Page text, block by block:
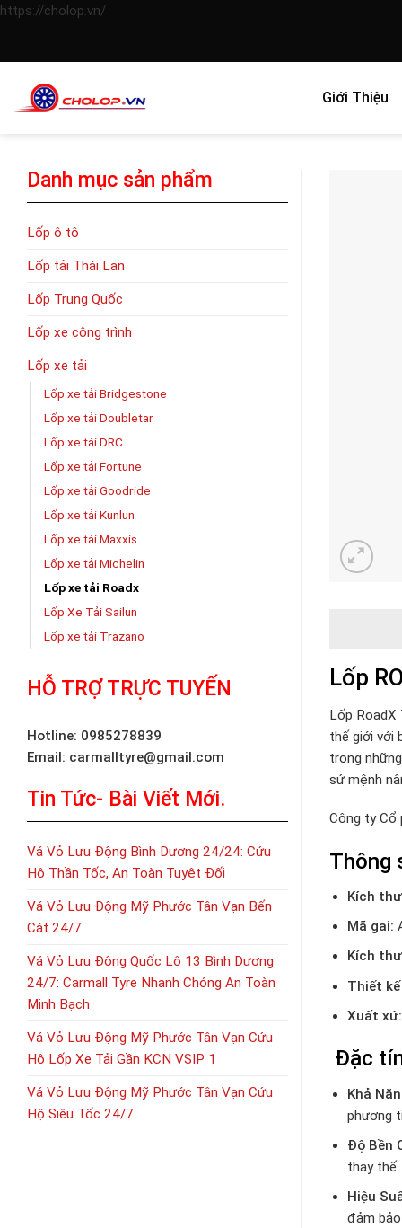
https://cholop.vn/Skip
Giới Thiệu
Danh mục sản phẩm
Lốp ô tô
Lốp tải Thái Lan
Lốp Trung Quốc
Lốp xe công trình
Lốp xe tải
Lốp xe tải Bridgestone
Lốp xe tải Doubletar
Lốp xe tải DRC
Lốp xe tải Fortune
Lốp xe tải Goodride
Lốp xe tải Kunlun
Lốp xe tải Maxxis
Lốp xe tải Michelin
Lốp xe tải Roadx
Lốp Xe Tải Sailun
Lốp xe tải Trazano
HỖ TRỢ TRỰC TUYẾN
Hotline: 0985278839
Email: carmalltyre@gmail.com
Tin Tức- Bài Viết Mới.
Vá Vỏ Lưu Động Bình Dương 24/24: Cứu
Hộ Thần Tốc, An Toàn Tuyệt Đối
Vá Vỏ Lưu Động Mỹ Phước Tân Vạn Bến
Cát 24/7
Vá Vỏ Lưu Động Quốc Lộ 13 Bình Dương
24/7: Carmall Tyre Nhanh Chóng An Toàn
Minh Bạch
Vá Vỏ Lưu Động Mỹ Phước Tân Vạn Cứu
Hộ Lốp Xe Tải Gần KCN VSIP 1
Vá Vỏ Lưu Động Mỹ Phước Tân Vạn Cứu
Hộ Siêu Tốc 24/7
Lốp
Lốp
thế giới với
trong
sứ mệnh
Công ty Cổ
Thông
Kích
Mã gai:
Kích
Thiết
Xuất xứ:
Đặc
Khả
phương
Độ Bền
thay thế.
Hiệu
đảm